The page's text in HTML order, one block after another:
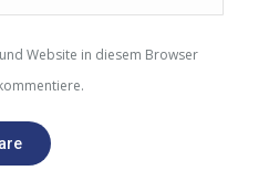
Website in diesem Browser